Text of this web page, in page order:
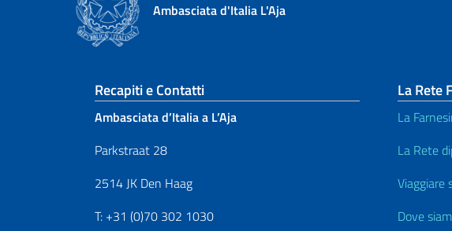
Ambasciata d'Italia L'Aja
Sezione footer
Recapiti e Contatti
Ambasciata d’Italia a L’Aja
Parkstraat 28
2514 JK Den Haag
T: +31 (0)70 302 1030
La Rete
La
La Rete
Viaggiare
Dove